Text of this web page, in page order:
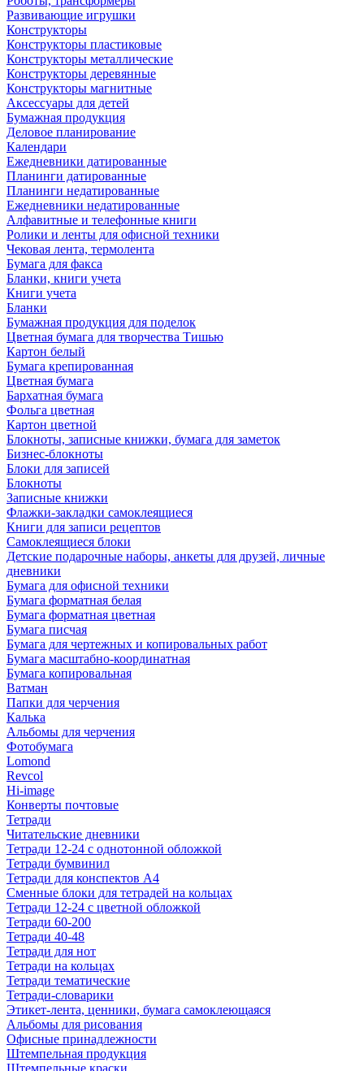
Развивающие игрушки
Конструкторы
Конструкторы пластиковые
Конструкторы металлические
Конструкторы деревянные
Конструкторы магнитные
Аксессуары для детей
Бумажная продукция
Деловое планирование
Календари
Ежедневники датированные
Планинги датированные
Планинги недатированные
Ежедневники недатированные
Алфавитные и телефонные книги
Ролики и ленты для офисной техники
Чековая лента, термолента
Бумага для факса
Бланки, книги учета
Книги учета
Бланки
Бумажная продукция для поделок
Цветная бумага для творчества Тишью
Картон белый
Бумага крепированная
Цветная бумага
Бархатная бумага
Фольга цветная
Картон цветной
Блокноты, записные книжки, бумага для заметок
Бизнес-блокноты
Блоки для записей
Блокноты
Записные книжки
Флажки-закладки самоклеящиеся
Книги для записи рецептов
Самоклеящиеся блоки
Детские подарочные наборы, анкеты для друзей, личные
дневники
Бумага для офисной техники
Бумага форматная белая
Бумага форматная цветная
Бумага писчая
Бумага для чертежных и копировальных работ
Бумага масштабно-координатная
Бумага копировальная
Ватман
Папки для черчения
Калька
Альбомы для черчения
Фотобумага
Lomond
Revcol
Hi-image
Конверты почтовые
Тетради
Читательские дневники
Тетради 12-24 с однотонной обложкой
Тетради бумвинил
Тетради для конспектов А4
Сменные блоки для тетрадей на кольцах
Тетради 12-24 с цветной обложкой
Тетради 60-200
Тетради 40-48
Тетради для нот
Тетради на кольцах
Тетради тематические
Тетради-словарики
Этикет-лента, ценники, бумага самоклеющаяся
Альбомы для рисования
Офисные принадлежности
Штемпельная продукция
Штемпельные краски